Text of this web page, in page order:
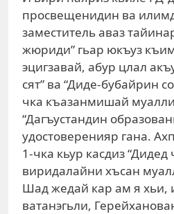
просвещенидин ва
заместитель аваз
жюриди” гьар юкъуз
эцигзавай, абур цлал
сят” ва “Диде-бубайрин
чка къазанмишай
“Дагъустандин
удостоверенияр гана.
1-чка кьур касдиз
виридалайни хъсан
Шад жедай кар ам я хьи,
ватанэгьли,